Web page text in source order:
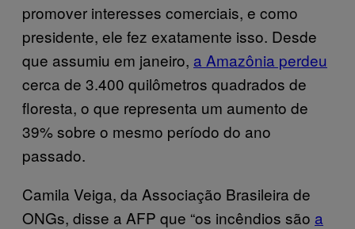
promover interesses comerciais, e como
presidente, ele fez exatamente isso. Desde
que assumiu em janeiro, a Amazônia perdeu
cerca de 3.400 quilômetros quadrados de
floresta, o que representa um aumento de
39% sobre o mesmo período do ano
passado.
Camila Veiga, da Associação Brasileira de
ONGs, disse a AFP que “os incêndios são a